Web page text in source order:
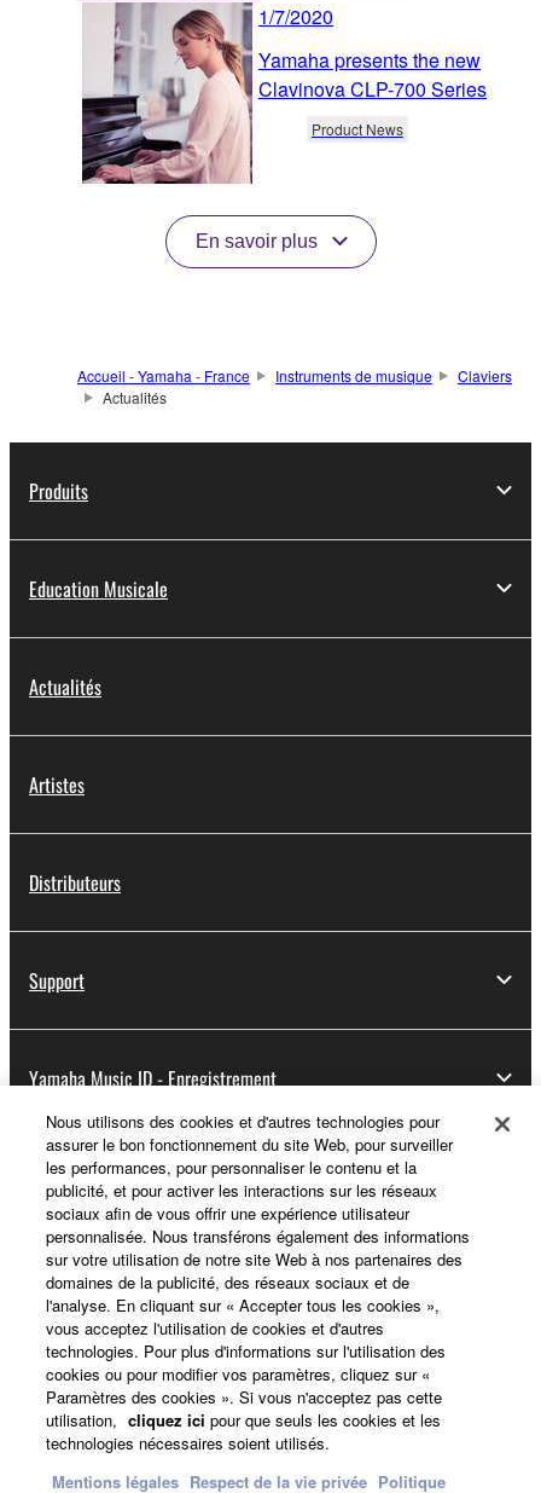
1/7/2020
Yamaha presents the new
Clavinova CLP-700 Series
Product News
En savoir plus
Accueil - Yamaha - France Instruments de musique
Claviers
Actualités
Produits
Education Musicale
Actualités
Artistes
Distributeurs
Support
Yamaha Music ID - Enregistrement
A propos de Yamaha
France - French
Professionnel
Nous utilisons des cookies et d'autres technologies pour
assurer le bon fonctionnement du site Web, pour surveiller
les performances, pour personnaliser le contenu et la
publicité, et pour activer les interactions sur les réseaux
sociaux afin de vous offrir une expérience utilisateur
personnalisée. Nous transférons également des informations
sur votre utilisation de notre site Web à nos partenaires des
domaines de la publicité, des réseaux sociaux et de
l'analyse. En cliquant sur « Accepter tous les cookies »,
vous acceptez l'utilisation de cookies et d'autres
technologies. Pour plus d'informations sur l'utilisation des
cookies ou pour modifier vos paramètres, cliquez sur «
Paramètres des cookies ». Si vous n'acceptez pas cette
utilisation, cliquez ici pour que seuls les cookies et les
technologies nécessaires soient utilisés.
Mentions légales Respect de la vie privée Politique